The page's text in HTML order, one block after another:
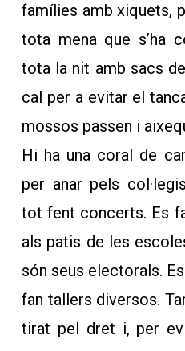
famílies amb xiquets,
tota mena que s’ha
tota la nit amb sacs
cal per a evitar el
mossos passen i
Hi ha una coral de
per anar pels
tot fent concerts. Es
als patis de les
són seus electorals.
fan tallers diversos.
tirat pel dret i, per